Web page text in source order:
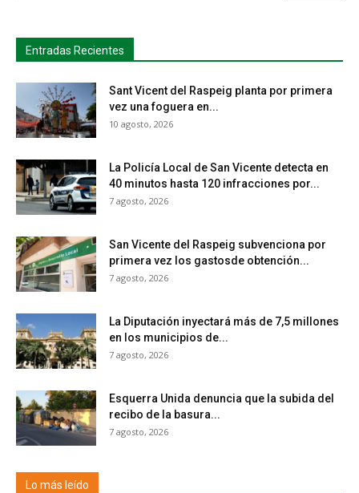
Entradas Recientes
Sant Vicent del Raspeig planta por primera
vez una foguera en...
10 agosto, 2026
La Policía Local de San Vicente detecta en
40 minutos hasta 120 infracciones por...
7 agosto, 2026
San Vicente del Raspeig subvenciona por
primera vez los gastosde obtención...
7 agosto, 2026
La Diputación inyectará más de 7,5 millones
en los municipios de...
7 agosto, 2026
Esquerra Unida denuncia que la subida del
recibo de la basura...
7 agosto, 2026
Lo más leído